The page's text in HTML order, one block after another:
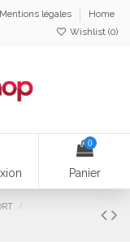
Mentions légales
Home
Wishlist (0)
0
Panier